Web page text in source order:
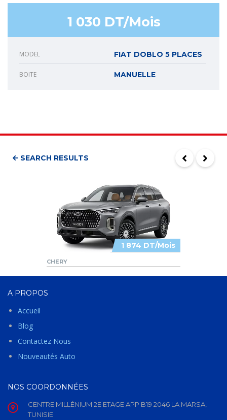
1 030 DT/Mois
MODEL FIAT DOBLO 5 PLACES
BOITE MANUELLE
SEARCH RESULTS
1 874 DT/Mois
CHERY
A PROPOS
Accueil
Blog
Contactez Nous
Nouveautés Auto
NOS COORDONNÉES
CENTRE MILLÉNIUM 2E ETAGE APP B19 2046 LA MARSA,
TUNISIE